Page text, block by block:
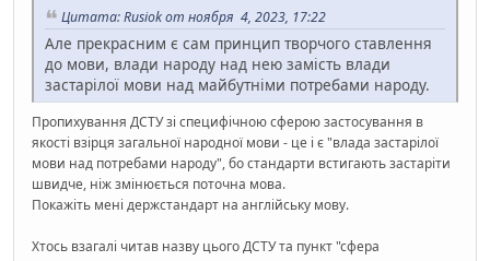
Цитата: Rusiok от ноября 4, 2023, 17:22
Але прекрасним є сам принцип творчого ставлення
до мови, влади народу над нею замість влади
застарілої мови над майбутніми потребами народу.
Пропихування ДСТУ зі специфічною сферою застосування в
якості взірця загальної народної мови - це і є "влада застарілої
мови над потребами народу", бо стандарти встигають застаріти
швидче, ніж змінюється поточна мова.
Покажіть мені держстандарт на англійську мову.
Хтось взагалі читав назву цього ДСТУ та пункт "сфера